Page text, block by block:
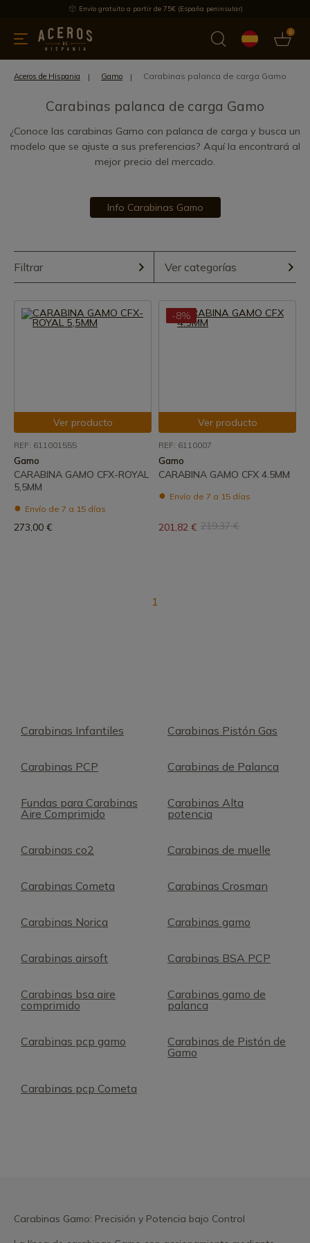
Envío gratuito a partir de 75€ (España peninsular)
0
menaje Ofertas Ultimas novedades Los más vendidos
Aceros de Hispania Gamo Carabinas palanca de carga Gamo
Carabinas palanca de carga Gamo
¿Conoce las carabinas Gamo con palanca de carga y busca un
modelo que se ajuste a sus preferencias? Aquí la encontrará al
mejor precio del mercado.
Info Carabinas Gamo
Carabinas Gamo: Precisión y Potencia bajo Control
Filtrar Ver categorías
Ver producto
REF: 611001555
Gamo
CARABINA GAMO CFX-ROYAL
5,5MM
Envío de 7 a 15 días
273,00 €
-8%
Ver producto
REF: 6110007
Gamo
CARABINA GAMO CFX 4.5MM
Envío de 7 a 15 días
201,82 € 219,37 €
1
Carabinas Infantiles Carabinas Pistón Gas
Carabinas PCP Carabinas de Palanca
Fundas para Carabinas
Aire Comprimido
Carabinas Alta
potencia
Carabinas co2 Carabinas de muelle
Carabinas Cometa Carabinas Crosman
Carabinas Norica Carabinas gamo
Carabinas airsoft Carabinas BSA PCP
Carabinas bsa aire
comprimido
Carabinas gamo de
palanca
Carabinas pcp gamo
Carabinas de Pistón de
Gamo
Carabinas pcp Cometa